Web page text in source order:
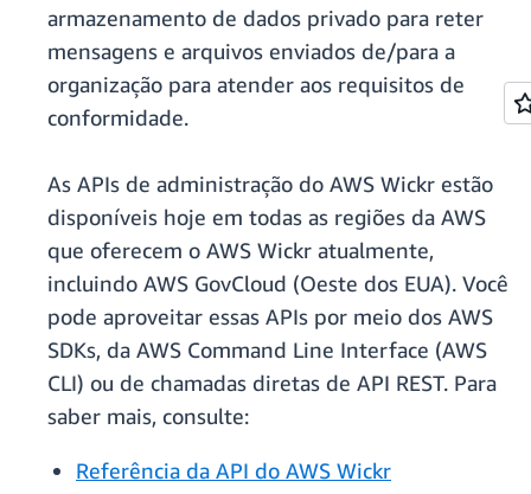
armazenamento de dados privado para reter
mensagens e arquivos enviados de/para a
organização para atender aos requisitos de
conformidade.
As APIs de administração do AWS Wickr estão
disponíveis hoje em todas as regiões da AWS
que oferecem o AWS Wickr atualmente,
incluindo AWS GovCloud (Oeste dos EUA). Você
pode aproveitar essas APIs por meio dos AWS
SDKs, da AWS Command Line Interface (AWS
CLI) ou de chamadas diretas de API REST. Para
saber mais, consulte:
Referência da API do AWS Wickr